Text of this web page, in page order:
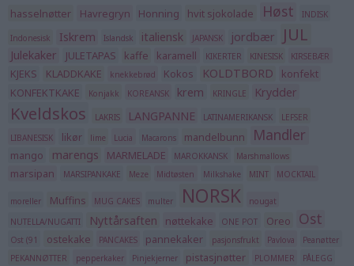
hasselnøtter Havregryn Honning hvit sjokolade Høst INDISK
Indonesisk Iskrem Islandsk italiensk JAPANSK jordbær JUL
Julekaker JULETAPAS kaffe karamell KIKERTER KINESISK KIRSEBÆR
KJEKS KLADDKAKE knekkebrød Kokos KOLDTBORD
konfekt
KONFEKTKAKE
Konjakk KOREANSK krem KRINGLE Krydder
Kveldskos LAKRIS LANGPANNE LATINAMERIKANSK
LEFSER
LIBANESISK
likør lime Lucia Macarons mandelbunn Mandler
mango marengs MARMELADE MAROKKANSK Marshmallows
marsipan MARSIPANKAKE Meze Midtøsten Milkshake MINT MOCKTAIL
moreller Muffins MUG CAKES multer NORSK
nougat
NUTELLA/NUGATTI
Nyttårsaften nøttekake ONE POT Oreo Ost
Ost (91 ostekake PANCAKES pannekaker pasjonsfrukt Pavlova
Peanøtter
PEKANNØTTER
pepperkaker Pinjekjerner pistasjnøtter PLOMMER PÅLEGG